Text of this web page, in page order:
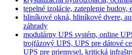
tepelné izolácie, zateplenie budov,
hliníkové okná, hliníkové dvere,
záhrady
modulárny UPS systém, online
trojfázový UPS, UPS pre dátové
UPS pre priemysel, kritická